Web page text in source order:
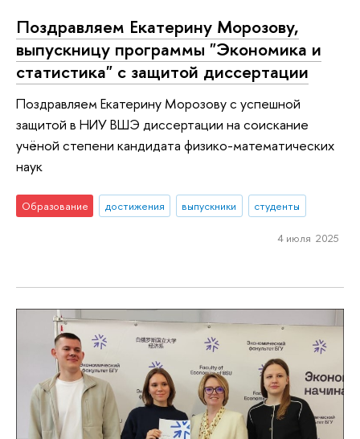
Поздравляем Екатерину Морозову,
выпускницу программы "Экономика и
статистика" с защитой диссертации
Поздравляем Екатерину Морозову с успешной
защитой в НИУ ВШЭ диссертации на соискание
учёной степени кандидата физико-математических
наук
Образование достижения выпускники студенты
4 июля 2025